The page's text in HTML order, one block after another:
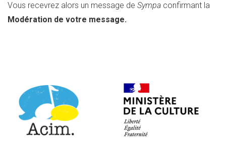
Vous recevrez alors un message de Sympa confirmant la
Modération de votre message.